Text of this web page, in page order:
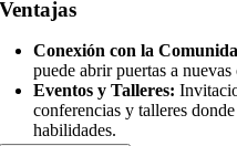
Ventajas
Conexión con la
puede abrir puertas a
Eventos y Talleres:
conferencias y talleres
habilidades.